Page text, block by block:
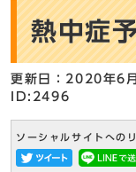
熱中症
更新日：2020年6
ID:2496
ソーシャルサイトへの